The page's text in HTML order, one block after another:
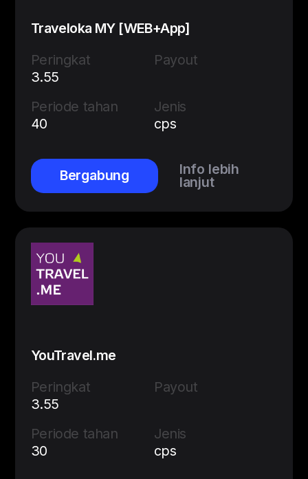
Traveloka MY [WEB+App]
Peringkat
3.55
Payout
Periode tahan
40
Jenis
cps
Bergabung Info lebih
lanjut
YouTravel.me
Peringkat
3.55
Payout
Periode tahan
30
Jenis
cps